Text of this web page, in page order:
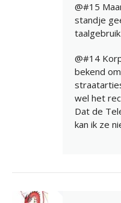
@#15
standje
@#14
bekend
wel het
Dat de
kan ik ze